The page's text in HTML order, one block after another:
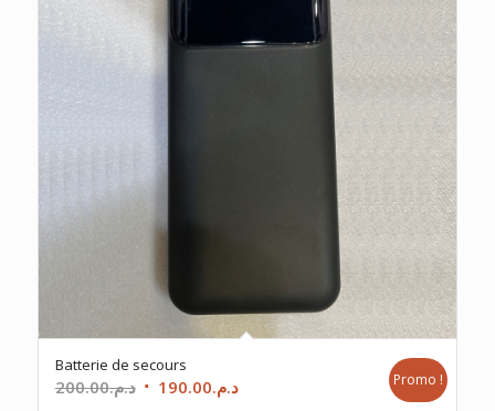
Batterie de secours
د.م.200.00
Le
د.م.190.00
Le
Promo !